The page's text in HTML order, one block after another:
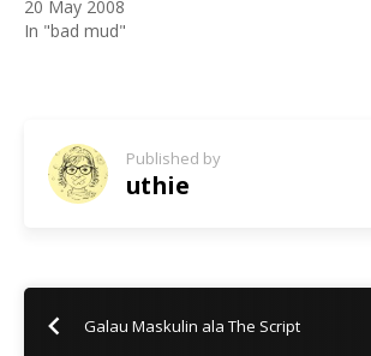
20 May 2008
In "bad mud"
Published by
uthie
Galau Maskulin ala The Script